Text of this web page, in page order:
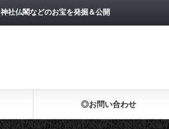
社仏閣などのお宝を発掘＆公開
◎お問い合わせ